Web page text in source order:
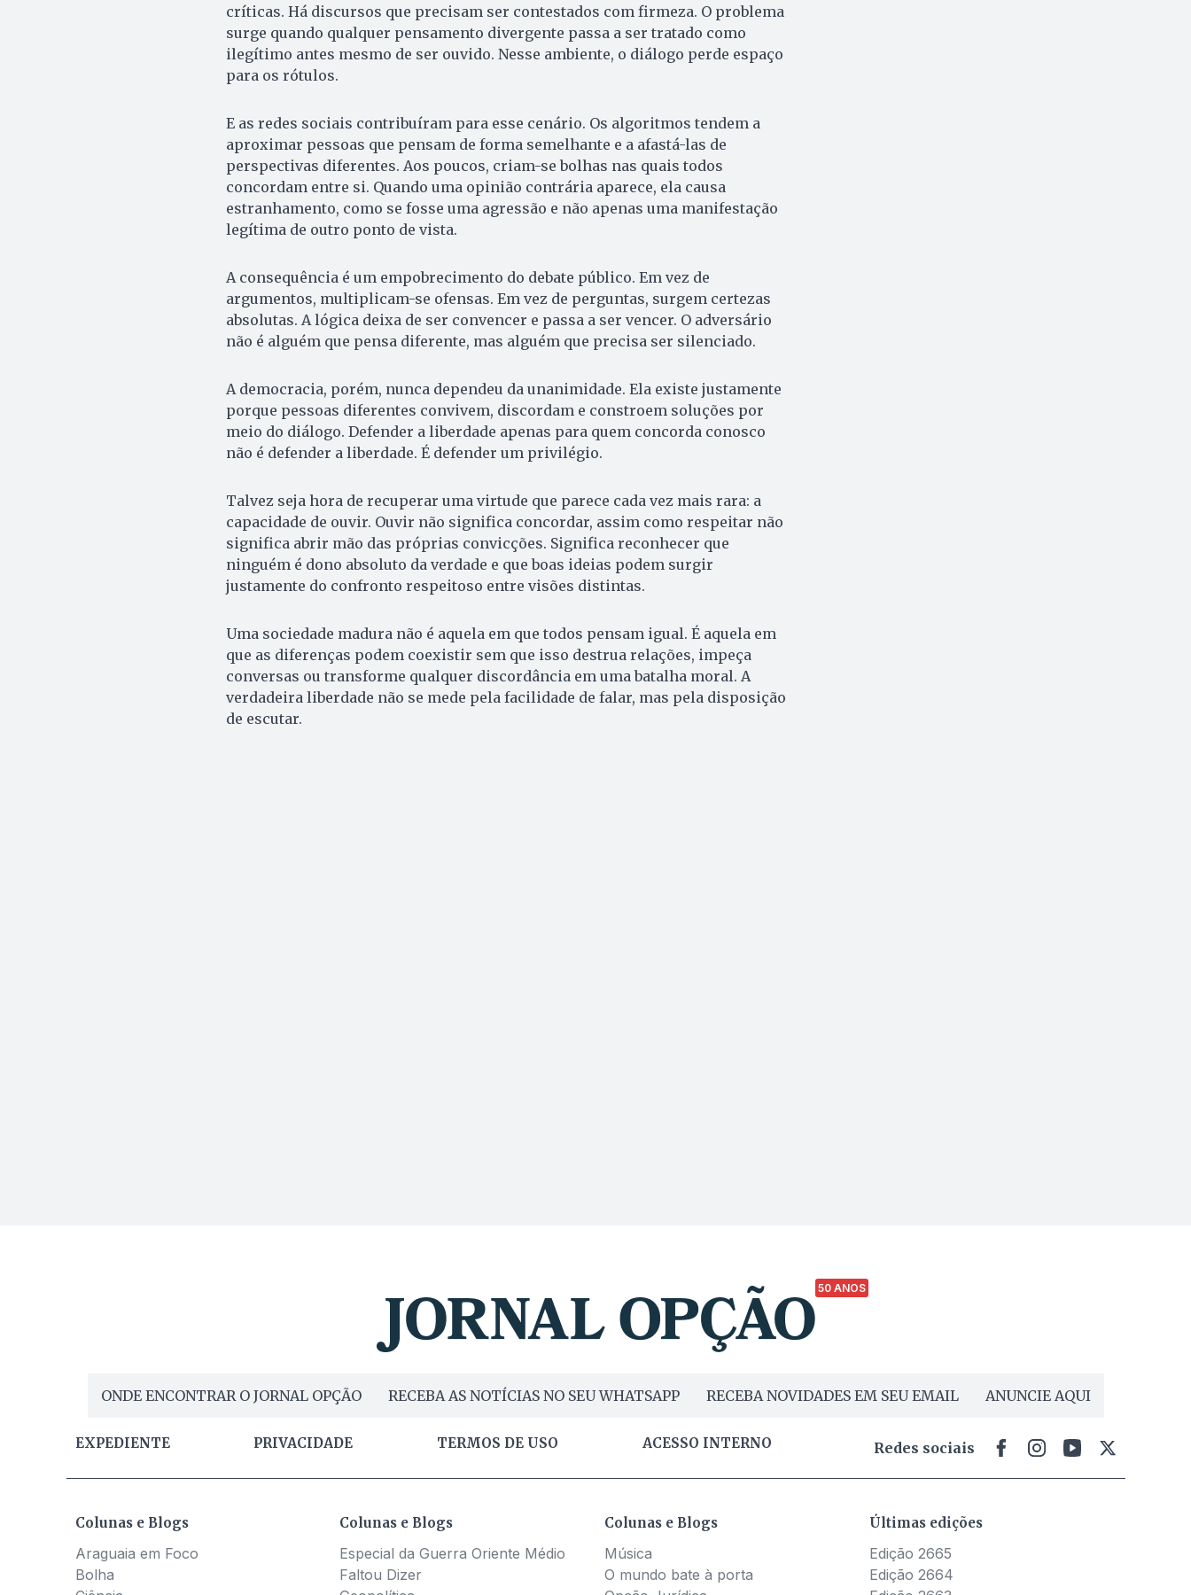
críticas. Há discursos que precisam ser contestados com firmeza. O problema
surge quando qualquer pensamento divergente passa a ser tratado como
ilegítimo antes mesmo de ser ouvido. Nesse ambiente, o diálogo perde espaço
para os rótulos.
E as redes sociais contribuíram para esse cenário. Os algoritmos tendem a
aproximar pessoas que pensam de forma semelhante e a afastá-las de
perspectivas diferentes. Aos poucos, criam-se bolhas nas quais todos
concordam entre si. Quando uma opinião contrária aparece, ela causa
estranhamento, como se fosse uma agressão e não apenas uma manifestação
legítima de outro ponto de vista.
A consequência é um empobrecimento do debate público. Em vez de
argumentos, multiplicam-se ofensas. Em vez de perguntas, surgem certezas
absolutas. A lógica deixa de ser convencer e passa a ser vencer. O adversário
não é alguém que pensa diferente, mas alguém que precisa ser silenciado.
A democracia, porém, nunca dependeu da unanimidade. Ela existe justamente
porque pessoas diferentes convivem, discordam e constroem soluções por
meio do diálogo. Defender a liberdade apenas para quem concorda conosco
não é defender a liberdade. É defender um privilégio.
Talvez seja hora de recuperar uma virtude que parece cada vez mais rara: a
capacidade de ouvir. Ouvir não significa concordar, assim como respeitar não
significa abrir mão das próprias convicções. Significa reconhecer que
ninguém é dono absoluto da verdade e que boas ideias podem surgir
justamente do confronto respeitoso entre visões distintas.
Uma sociedade madura não é aquela em que todos pensam igual. É aquela em
que as diferenças podem coexistir sem que isso destrua relações, impeça
conversas ou transforme qualquer discordância em uma batalha moral. A
verdadeira liberdade não se mede pela facilidade de falar, mas pela disposição
de escutar.
50 ANOS
ONDE ENCONTRAR O JORNAL OPÇÃO RECEBA AS NOTÍCIAS NO SEU WHATSAPP RECEBA NOVIDADES EM SEU EMAIL ANUNCIE AQUI
EXPEDIENTE PRIVACIDADE TERMOS DE USO ACESSO INTERNO Redes sociais
Colunas e Blogs
Araguaia em Foco
Bolha
Colunas e Blogs
Especial da Guerra Oriente Médio
Faltou Dizer
Colunas e Blogs
Música
O mundo bate à porta
Últimas edições
Edição 2665
Edição 2664